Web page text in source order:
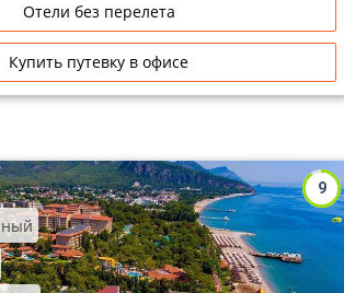
Отели без перелета
Купить путевку в офисе
9